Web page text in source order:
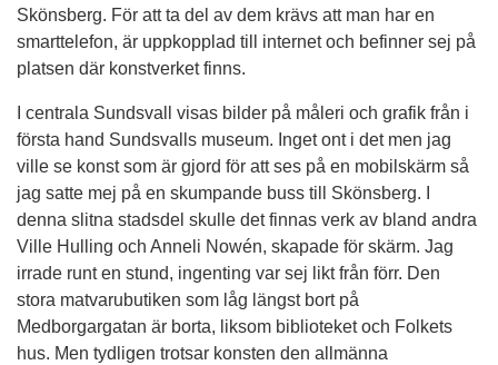
Skönsberg. För att ta del av dem krävs att man har en
smarttelefon, är uppkopplad till internet och befinner sej på
platsen där konstverket finns.
I centrala Sundsvall visas bilder på måleri och grafik från i
första hand Sundsvalls museum. Inget ont i det men jag
ville se konst som är gjord för att ses på en mobilskärm så
jag satte mej på en skumpande buss till Skönsberg. I
denna slitna stadsdel skulle det finnas verk av bland andra
Ville Hulling och Anneli Nowén, skapade för skärm. Jag
irrade runt en stund, ingenting var sej likt från förr. Den
stora matvarubutiken som låg längst bort på
Medborgargatan är borta, liksom biblioteket och Folkets
hus. Men tydligen trotsar konsten den allmänna